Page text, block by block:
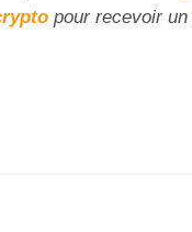
pour recevoir un